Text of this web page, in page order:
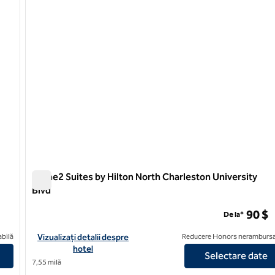
Ashley
Home2 Suites by Hilton North Charleston University
Blvd
Vizualizați detaliile hotelului pentru Home2 Suites by Hilton
Vizualizați detalii despre
hotel
7,55 milă
De la* 90 $
Reducere Honors
Selectare date